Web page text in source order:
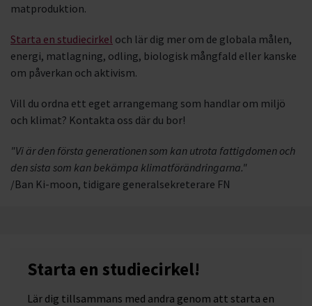
matproduktion.
Starta en studiecirkel och lär dig mer om de globala målen,
energi, matlagning, odling, biologisk mångfald eller kanske
om påverkan och aktivism.
Vill du ordna ett eget arrangemang som handlar om miljö
och klimat? Kontakta oss där du bor!
"Vi är den första generationen som kan utrota fattigdomen och
den sista som kan bekämpa klimatförändringarna."
/Ban Ki-moon, tidigare generalsekreterare FN
Starta en studiecirkel!
Lär dig tillsammans med andra genom att starta en